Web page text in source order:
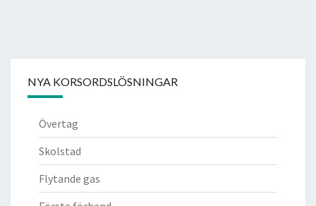
NYA KORSORDSLÖSNINGAR
Övertag
Skolstad
Flytande gas